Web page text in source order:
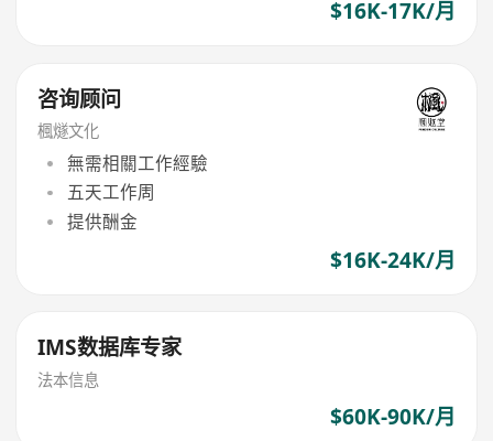
$16K-17K/月
咨询顾问
楓燧文化
無需相關工作經驗
五天工作周
提供酬金
$16K-24K/月
IMS数据库专家
法本信息
$60K-90K/月